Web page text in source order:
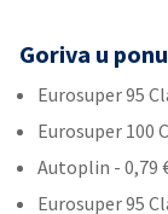
Goriva u
Eurosuper 95
Eurosuper 100
Autoplin - 0,79
Eurosuper 95